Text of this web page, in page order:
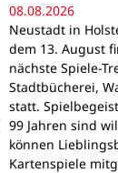
08.08.2026
Neustadt in
dem 13. August
nächste Spiele-
Stadtbücherei,
statt.
99 Jahren sind
können
Kartenspiele